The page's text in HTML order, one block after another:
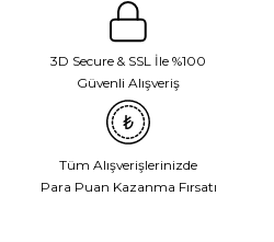
3D Secure & SSL İle %100
Güvenli Alışveriş
Tüm Alışverişlerinizde
Para Puan Kazanma Fırsatı